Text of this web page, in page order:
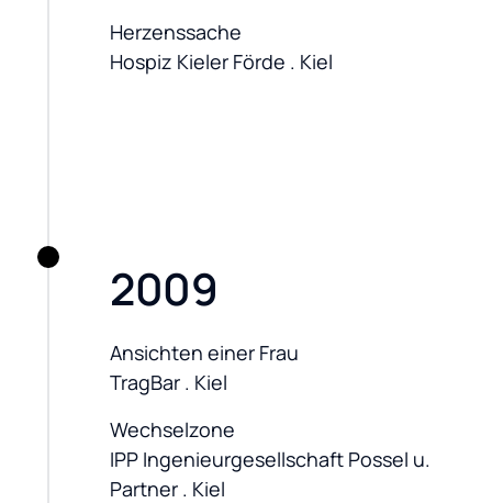
Herzenssache
Hospiz Kieler Förde . Kiel
2009
Ansichten einer Frau
TragBar . Kiel
Wechselzone
IPP Ingenieurgesellschaft Possel u.
Partner . Kiel